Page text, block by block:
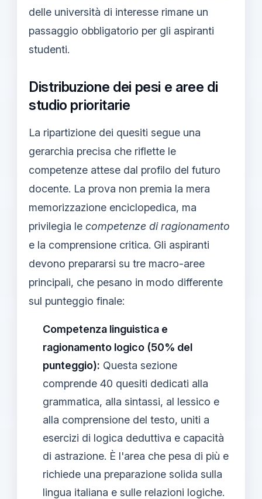
delle università di interesse rimane un
passaggio obbligatorio per gli aspiranti
studenti.
Distribuzione dei pesi e aree di
studio prioritarie
La ripartizione dei quesiti segue una
gerarchia precisa che riflette le
competenze attese dal profilo del futuro
docente. La prova non premia la mera
memorizzazione enciclopedica, ma
privilegia le competenze di ragionamento
e la comprensione critica. Gli aspiranti
devono prepararsi su tre macro-aree
principali, che pesano in modo differente
sul punteggio finale:
Competenza linguistica e
ragionamento logico (50% del
punteggio): Questa sezione
comprende 40 quesiti dedicati alla
grammatica, alla sintassi, al lessico e
alla comprensione del testo, uniti a
esercizi di logica deduttiva e capacità
di astrazione. È l'area che pesa di più e
richiede una preparazione solida sulla
lingua italiana e sulle relazioni logiche.